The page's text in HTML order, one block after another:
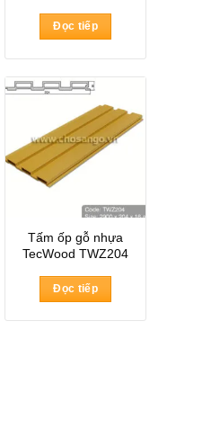
Đọc tiếp
Tấm ốp gỗ nhựa
TecWood TWZ204
Đọc tiếp